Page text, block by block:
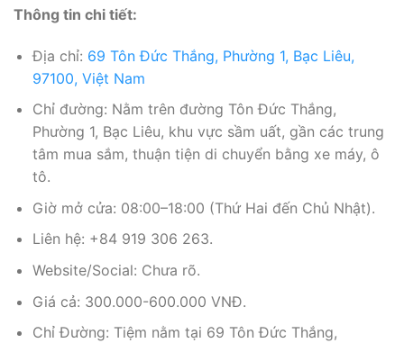
Thông tin chi tiết:
Địa chỉ: 69 Tôn Đức Thắng, Phường 1, Bạc Liêu,
97100, Việt Nam
Chỉ đường: Nằm trên đường Tôn Đức Thắng,
Phường 1, Bạc Liêu, khu vực sầm uất, gần các trung
tâm mua sắm, thuận tiện di chuyển bằng xe máy, ô
tô.
Giờ mở cửa: 08:00–18:00 (Thứ Hai đến Chủ Nhật).
Liên hệ: +84 919 306 263.
Website/Social: Chưa rõ.
Giá cả: 300.000-600.000 VNĐ.
Chỉ Đường: Tiệm nằm tại 69 Tôn Đức Thắng,